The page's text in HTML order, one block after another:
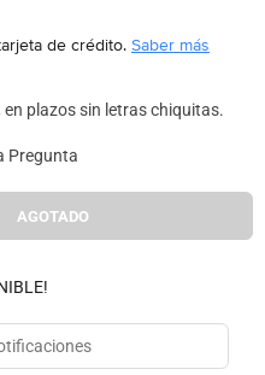
de crédito.Saber más
Pregunta
AGOTADO